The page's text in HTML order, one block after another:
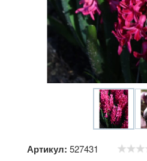
Артикул: 527431